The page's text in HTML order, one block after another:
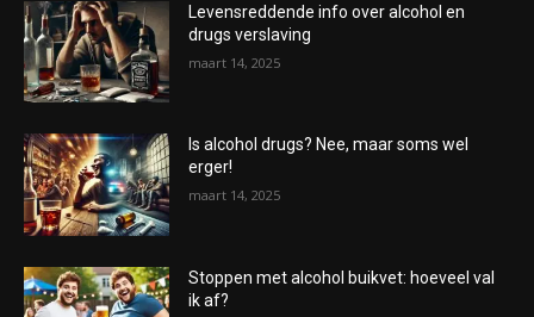
Levensreddende info over alcohol en
drugs verslaving
maart 14, 2025
Is alcohol drugs? Nee, maar soms wel
erger!
maart 14, 2025
Stoppen met alcohol buikvet: hoeveel val
ik af?